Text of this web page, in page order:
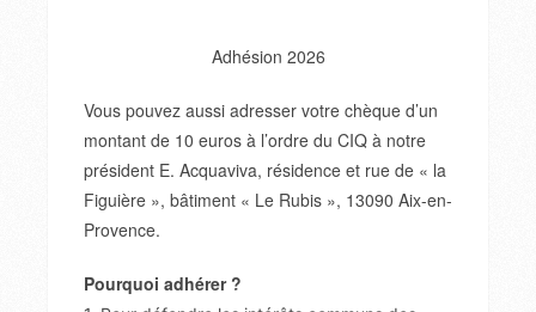
Adhésion 2026
Vous pouvez aussi adresser votre chèque d’un
montant de 10 euros à l’ordre du CIQ à notre
président E. Acquaviva, résidence et rue de « la
Figuière », bâtiment « Le Rubis », 13090 Aix-en-
Provence.
Pourquoi adhérer ?